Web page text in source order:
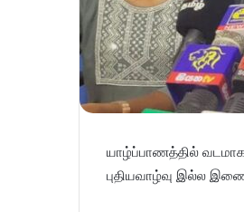
யாழ்ப்பாணத்தில்
புதியவாழ்வு இல்ல